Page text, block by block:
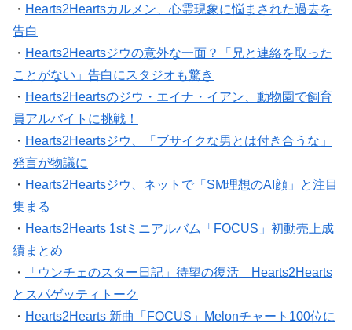
・ Hearts2Heartsカルメン、心霊現象に悩まされた過去を
告白
・ Hearts2Heartsジウの意外な一面？「兄と連絡を取った
ことがない」告白にスタジオも驚き
・ Hearts2Heartsのジウ・エイナ・イアン、動物園で飼育
員アルバイトに挑戦！
・ Hearts2Heartsジウ、「ブサイクな男とは付き合うな」
発言が物議に
・ Hearts2Heartsジウ、ネットで「SM理想のAI顔」と注目
集まる
・ Hearts2Hearts 1stミニアルバム「FOCUS」初動売上成
績まとめ
・
「ウンチェのスター日記」待望の復活 Hearts2Hearts
とスパゲッティトーク
・ Hearts2Hearts 新曲「FOCUS」Melonチャート100位に